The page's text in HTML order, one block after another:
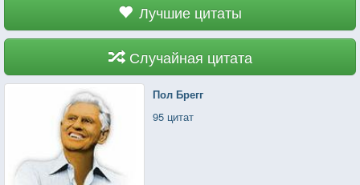
Лучшие цитаты
Случайная цитата
Пол Брегг
95 цитат